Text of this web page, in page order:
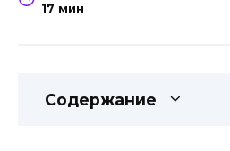
17 мин
Содержание